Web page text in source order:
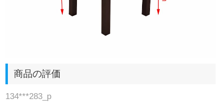
商品の評価
134***283_p